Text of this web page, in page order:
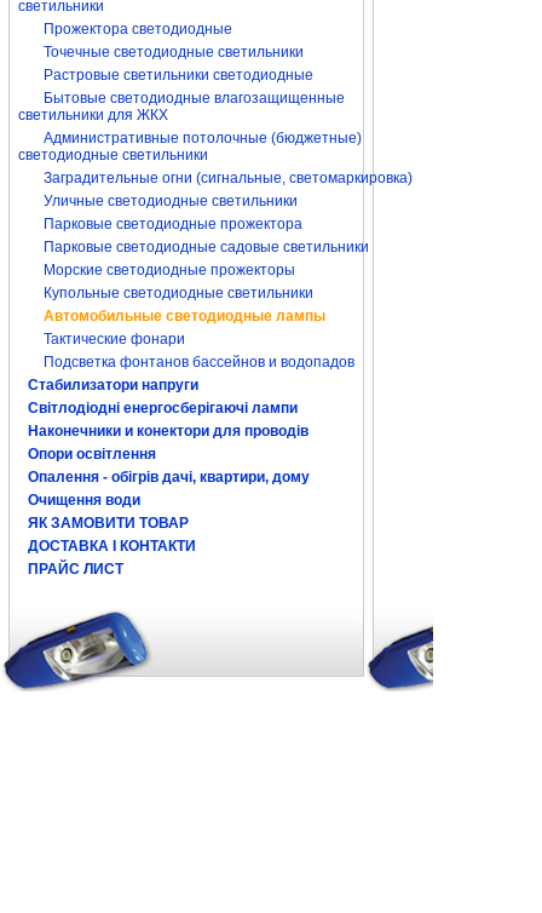
светильники
Прожектора светодиодные
Точечные светодиодные светильники
Растровые светильники светодиодные
Бытовые светодиодные влагозащищенные
светильники для ЖКХ
Административные потолочные (бюджетные)
светодиодные светильники
Заградительные огни (сигнальные, светомаркировка)
Уличные светодиодные светильники
Парковые светодиодные прожектора
Парковые светодиодные садовые светильники
Морские светодиодные прожекторы
Купольные светодиодные светильники
Автомобильные светодиодные лампы
Тактические фонари
Подсветка фонтанов бассейнов и водопадов
Стабилизатори напруги
Світлодіодні енергосберігаючі лампи
Наконечники и конектори для проводів
Опори освітлення
Опалення - обігрів дачі, квартири, дому
Очищення води
ЯК ЗАМОВИТИ ТОВАР
ДОСТАВКА І КОНТАКТИ
ПРАЙС ЛИСТ